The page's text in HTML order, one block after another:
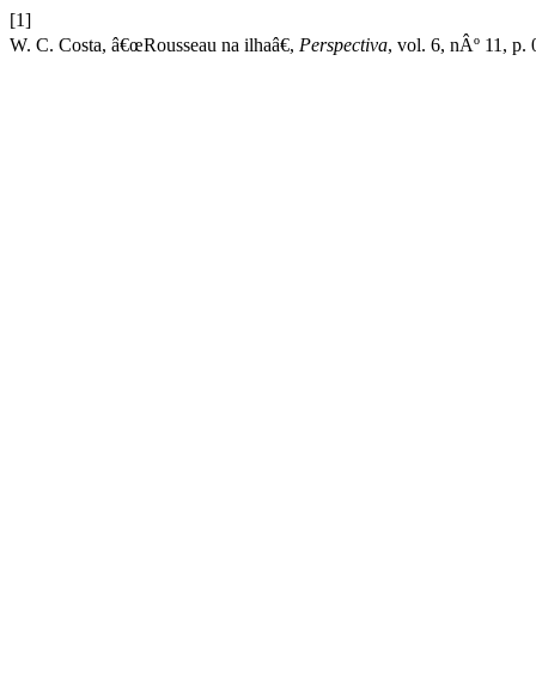
[1]
W. C. Costa, â€œRousseau na ilhaâ€, Perspectiva, vol. 6, nÂº 11, p.